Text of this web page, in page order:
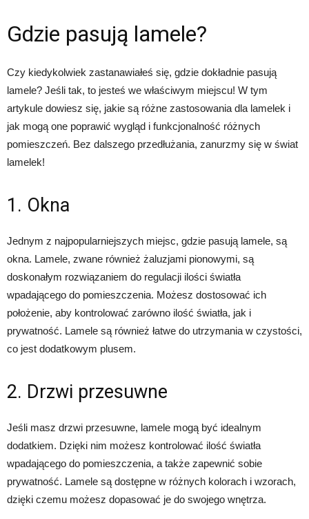
Gdzie pasują lamele?
Czy kiedykolwiek zastanawiałeś się, gdzie dokładnie pasują
lamele? Jeśli tak, to jesteś we właściwym miejscu! W tym
artykule dowiesz się, jakie są różne zastosowania dla lamelek i
jak mogą one poprawić wygląd i funkcjonalność różnych
pomieszczeń. Bez dalszego przedłużania, zanurzmy się w świat
lamelek!
1. Okna
Jednym z najpopularniejszych miejsc, gdzie pasują lamele, są
okna. Lamele, zwane również żaluzjami pionowymi, są
doskonałym rozwiązaniem do regulacji ilości światła
wpadającego do pomieszczenia. Możesz dostosować ich
położenie, aby kontrolować zarówno ilość światła, jak i
prywatność. Lamele są również łatwe do utrzymania w czystości,
co jest dodatkowym plusem.
2. Drzwi przesuwne
Jeśli masz drzwi przesuwne, lamele mogą być idealnym
dodatkiem. Dzięki nim możesz kontrolować ilość światła
wpadającego do pomieszczenia, a także zapewnić sobie
prywatność. Lamele są dostępne w różnych kolorach i wzorach,
dzięki czemu możesz dopasować je do swojego wnętrza.